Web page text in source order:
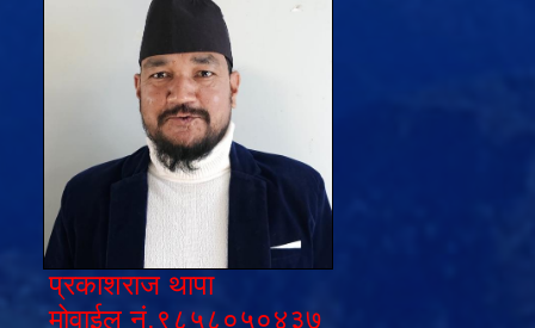
प्रकाशराज थापा
मोवाईल नं.९८५८०५०४३७